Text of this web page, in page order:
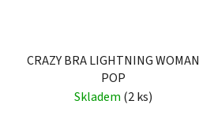
CRAZY BRA LIGHTNING WOMAN
POP
Skladem (2 ks)